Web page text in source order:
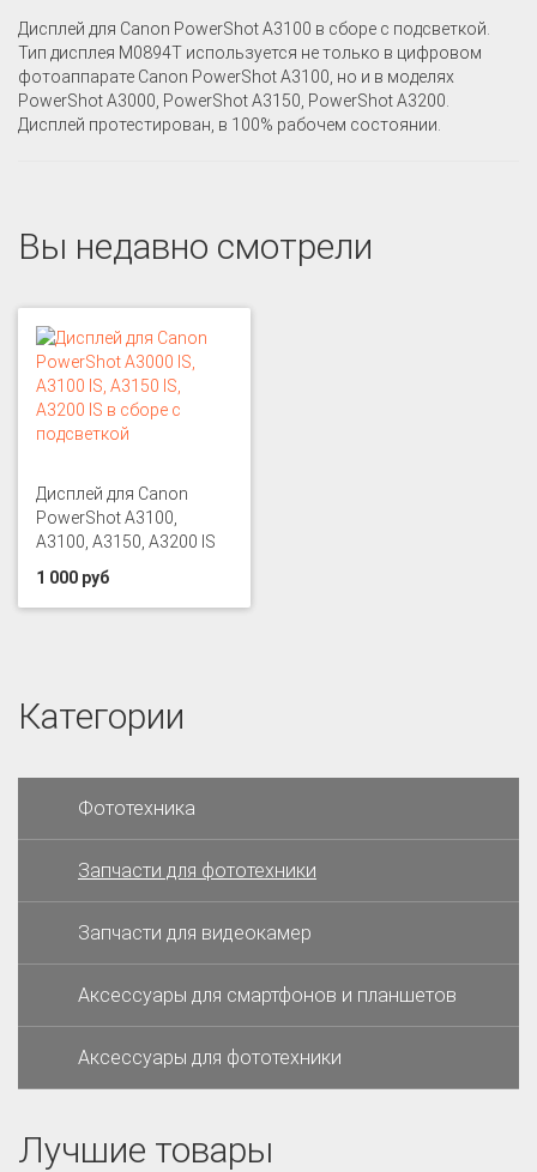
Дисплей для Canon PowerShot A3100 в сборе с подсветкой.
Тип дисплея M0894T используется не только в цифровом
фотоаппарате Canon PowerShot A3100, но и в моделях
PowerShot A3000, PowerShot A3150, PowerShot A3200.
Дисплей протестирован, в 100% рабочем состоянии.
Вы недавно смотрели
Дисплей для Canon
PowerShot A3100,
A3100, A3150, A3200 IS
1 000 руб
Категории
Фототехника
Запчасти для фототехники
Запчасти для видеокамер
Аксессуары для смартфонов и планшетов
Аксессуары для фототехники
Лучшие товары